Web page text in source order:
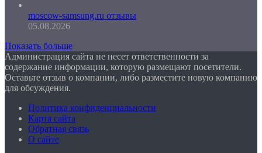
moscow-samsung.ru отзывы
05.08.2026
Показать больше
Администрация сайта не несет ответственности за
содержание информации, которую размещают посетители.
Оставьте отзыв о компании, либо разместите новую компанию
для обсуждения.
Политика конфиденциальности
Карта сайта
Обратная связь
О сайте